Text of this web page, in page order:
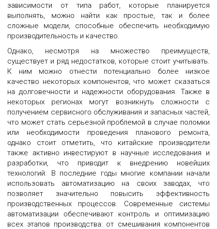
зависимости от типа работ, которые планируется
выполнять, можно найти как простые, так и более
сложные модели, способные обеспечить необходимую
производительность и качество.
Однако, несмотря на множество преимуществ,
существует и ряд недостатков, которые стоит учитывать.
К ним можно отнести потенциально более низкое
качество некоторых компонентов, что может сказаться
на долговечности и надежности оборудования. Также в
некоторых регионах могут возникнуть сложности с
получением сервисного обслуживания и запасных частей,
что может стать серьезной проблемой в случае поломки
или необходимости проведения планового ремонта,
однако стоит отметить, что китайские производители
также активно инвестируют в научные исследования и
разработки, что приводит к внедрению новейших
технологий. В последние годы многие компании начали
использовать автоматизацию на своих заводах, что
позволяет значительно повысить эффективность
производственных процессов. Современные системы
автоматизации обеспечивают контроль и оптимизацию
всех этапов производства: от смешивания компонентов